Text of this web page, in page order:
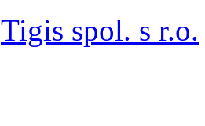
Tigis spol. s r.o.